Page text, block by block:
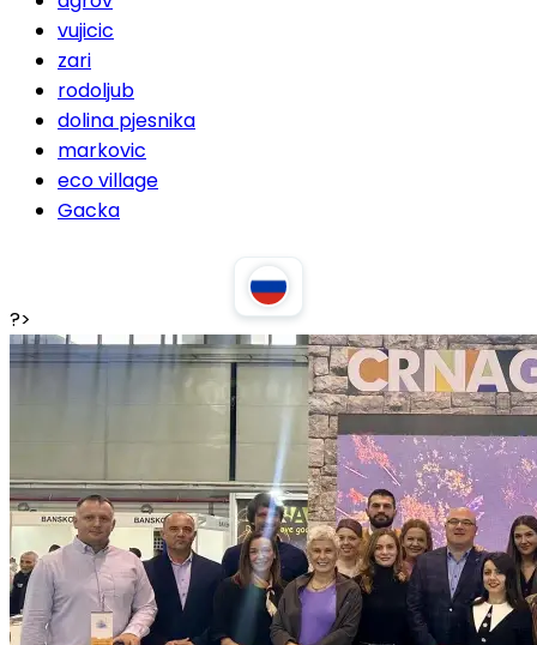
vujicic
zari
rodoljub
dolina pjesnika
markovic
eco village
Gacka
?>